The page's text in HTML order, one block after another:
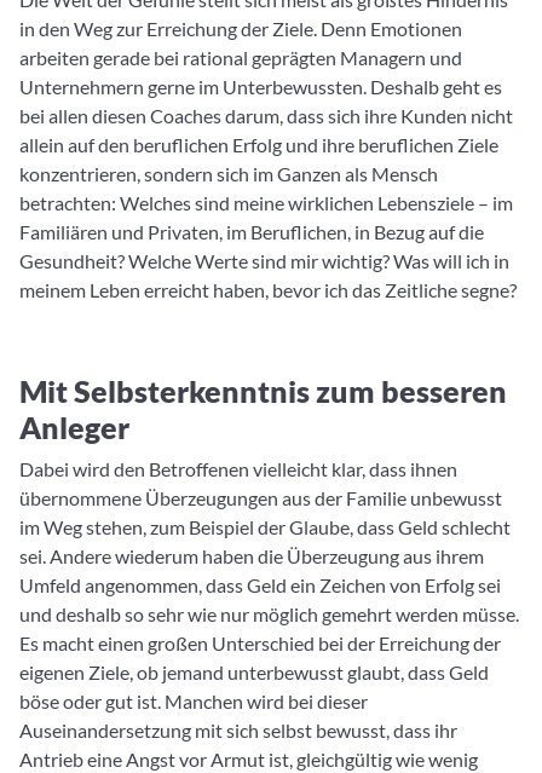
in den Weg zur Erreichung der Ziele. Denn Emotionen
arbeiten gerade bei rational geprägten Managern und
Unternehmern gerne im Unterbewussten. Deshalb geht es
bei allen diesen Coaches darum, dass sich ihre Kunden nicht
allein auf den beruflichen Erfolg und ihre beruflichen Ziele
konzentrieren, sondern sich im Ganzen als Mensch
betrachten: Welches sind meine wirklichen Lebensziele – im
Familiären und Privaten, im Beruflichen, in Bezug auf die
Gesundheit? Welche Werte sind mir wichtig? Was will ich in
meinem Leben erreicht haben, bevor ich das Zeitliche segne?
Mit Selbsterkenntnis zum besseren
Anleger
Dabei wird den Betroffenen vielleicht klar, dass ihnen
übernommene Überzeugungen aus der Familie unbewusst
im Weg stehen, zum Beispiel der Glaube, dass Geld schlecht
sei. Andere wiederum haben die Überzeugung aus ihrem
Umfeld angenommen, dass Geld ein Zeichen von Erfolg sei
und deshalb so sehr wie nur möglich gemehrt werden müsse.
Es macht einen großen Unterschied bei der Erreichung der
eigenen Ziele, ob jemand unterbewusst glaubt, dass Geld
böse oder gut ist. Manchen wird bei dieser
Auseinandersetzung mit sich selbst bewusst, dass ihr
Antrieb eine Angst vor Armut ist, gleichgültig wie wenig